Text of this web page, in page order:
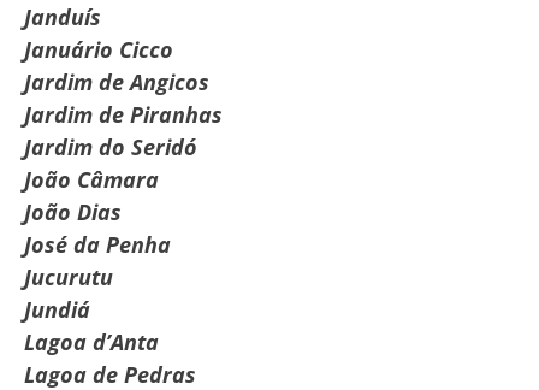
Janduís
Januário Cicco
Jardim de Angicos
Jardim de Piranhas
Jardim do Seridó
João Câmara
João Dias
José da Penha
Jucurutu
Jundiá
Lagoa d’Anta
Lagoa de Pedras